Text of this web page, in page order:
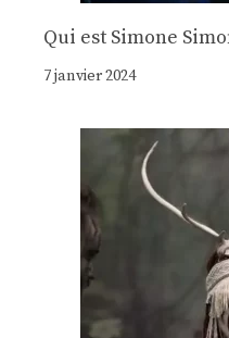
Qui est Simone
7 janvier 2024